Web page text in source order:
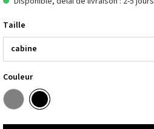
Taille
Couleur